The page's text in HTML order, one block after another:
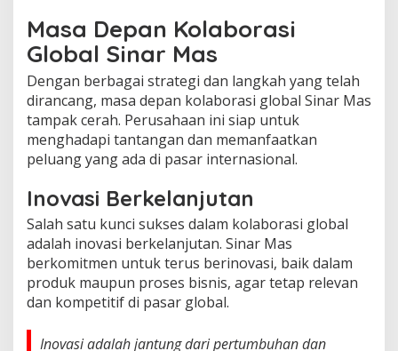
Masa Depan Kolaborasi
Global Sinar Mas
Dengan berbagai strategi dan langkah yang telah
dirancang, masa depan kolaborasi global Sinar Mas
tampak cerah. Perusahaan ini siap untuk
menghadapi tantangan dan memanfaatkan
peluang yang ada di pasar internasional.
Inovasi Berkelanjutan
Salah satu kunci sukses dalam kolaborasi global
adalah inovasi berkelanjutan. Sinar Mas
berkomitmen untuk terus berinovasi, baik dalam
produk maupun proses bisnis, agar tetap relevan
dan kompetitif di pasar global.
Inovasi adalah jantung dari pertumbuhan dan